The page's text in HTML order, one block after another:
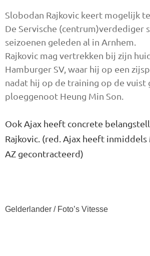
Slobodan Rajkovic keert mogelijk
De Servische (centrum)verdedi­ger
seizoenen gele­den al in Arnhem.
Rajkovic mag vertrekken bij zijn
Hamburger SV, waar hij op een
nadat hij op de training op de vuist
ploeggenoot Heung Min Son.
Ook Ajax heeft concrete
Rajkovic. (red. Ajax heeft inmiddels
AZ gecontracteerd)
Gelderlander / Foto’s Vitesse